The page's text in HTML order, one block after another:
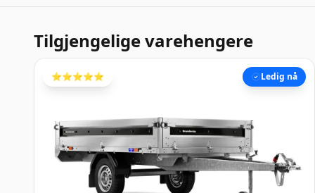
Tilgjengelige varehengere
⭐️⭐️⭐️⭐️⭐️ Ledig nå